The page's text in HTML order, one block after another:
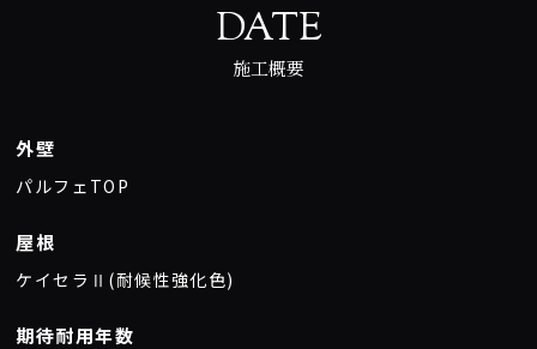
DATE
施工概要
外壁
パルフェTOP
屋根
ケイセラⅡ(耐候性強化色)
期待耐用年数